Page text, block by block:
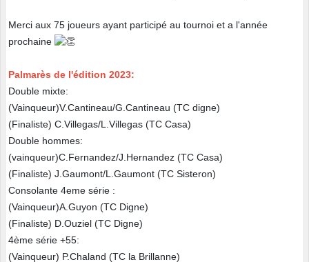
Merci aux 75 joueurs ayant participé au tournoi et a l'année
prochaine
Palmarès de l'édition 2023:
Double mixte:
(Vainqueur)V.Cantineau/G.Cantineau (TC digne)
(Finaliste) C.Villegas/L.Villegas (TC Casa)
Double hommes:
(vainqueur)C.Fernandez/J.Hernandez (TC Casa)
(Finaliste) J.Gaumont/L.Gaumont (TC Sisteron)
Consolante 4eme série :
(Vainqueur)A.Guyon (TC Digne)
(Finaliste) D.Ouziel (TC Digne)
4ème série +55:
(Vainqueur) P.Chaland (TC la Brillanne)